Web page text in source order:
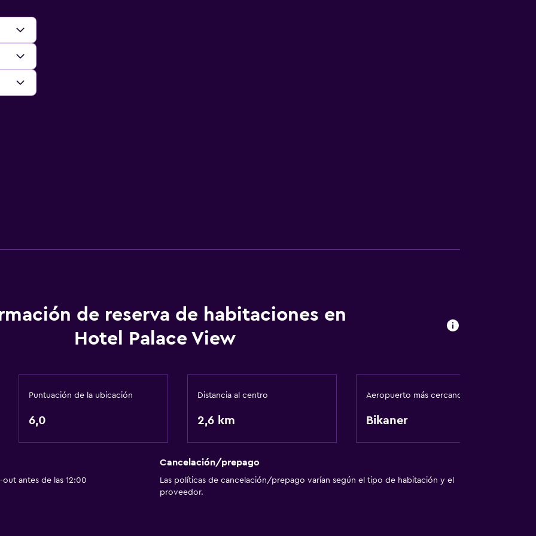
de reserva de habitaciones en
Hotel Palace View
Puntuación de la ubicación
6,0
Distancia al centro
2,6 km
Aeropuerto más cercano
Bikaner
antes de las 12:00
Cancelación/prepago
Las políticas de cancelación/prepago varían según el tipo de habitación y el
proveedor.